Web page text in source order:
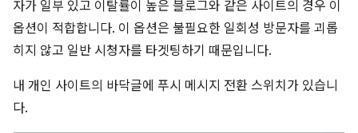
자가 일부 있고 이탈률이 높은 블로그와 같은 사이트의 경우 이
옵션이 적합합니다. 이 옵션은 불필요한 일회성 방문자를 괴롭
히지 않고 일반 시청자를 타겟팅하기 때문입니다.
내 개인 사이트의 바닥글에 푸시 메시지 전환 스위치가 있습니
다.